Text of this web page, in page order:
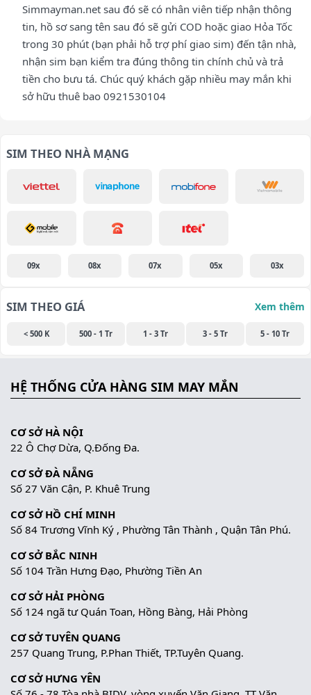
Simmayman.net sau đó sẽ có nhân viên tiếp nhận thông
tin, hồ sơ sang tên sau đó sẽ gửi COD hoặc giao Hỏa Tốc
trong 30 phút (bạn phải hỗ trợ phí giao sim) đến tận nhà,
nhận sim bạn kiểm tra đúng thông tin chính chủ và trả
tiền cho bưu tá. Chúc quý khách gặp nhiều may mắn khi
sở hữu thuê bao 0921530104
SIM THEO NHÀ MẠNG
09x 08x 07x 05x 03x
SIM THEO GIÁ Xem thêm
< 500 K 500 - 1 Tr 1 - 3 Tr 3 - 5 Tr 5 - 10 Tr
HỆ THỐNG CỬA HÀNG SIM MAY MẮN
CƠ SỞ HÀ NỘI
22 Ô Chợ Dừa, Q.Đống Đa.
CƠ SỞ ĐÀ NẴNG
Số 27 Văn Cận, P. Khuê Trung
CƠ SỞ HỒ CHÍ MINH
Số 84 Trương Vĩnh Ký , Phường Tân Thành , Quận Tân Phú.
CƠ SỞ BẮC NINH
Số 104 Trần Hưng Đạo, Phường Tiền An
CƠ SỞ HẢI PHÒNG
Số 124 ngã tư Quán Toan, Hồng Bàng, Hải Phòng
CƠ SỞ TUYÊN QUANG
257 Quang Trung, P.Phan Thiết, TP.Tuyên Quang.
CƠ SỞ HƯNG YÊN